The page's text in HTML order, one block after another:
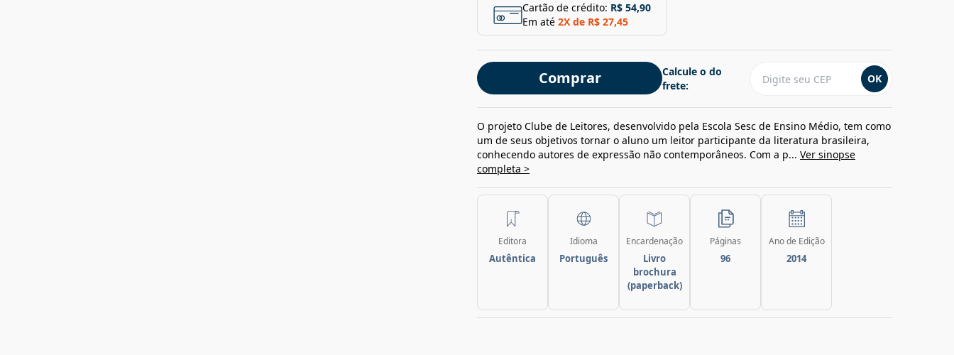
Cartão de crédito: R$ 54,90
Em até 2X de R$ 27,45
Comprar
Calcule o do
frete:
OK
O projeto Clube de Leitores, desenvolvido pela Escola Sesc de Ensino Médio, tem como
um de seus objetivos tornar o aluno um leitor participante da literatura brasileira,
conhecendo autores de expressão não contemporâneos. Com a p... Ver sinopse
completa >
Editora
Autêntica
Idioma
Português
Encardenação
Livro
brochura
(paperback)
Páginas
96
Ano de Edição
2014